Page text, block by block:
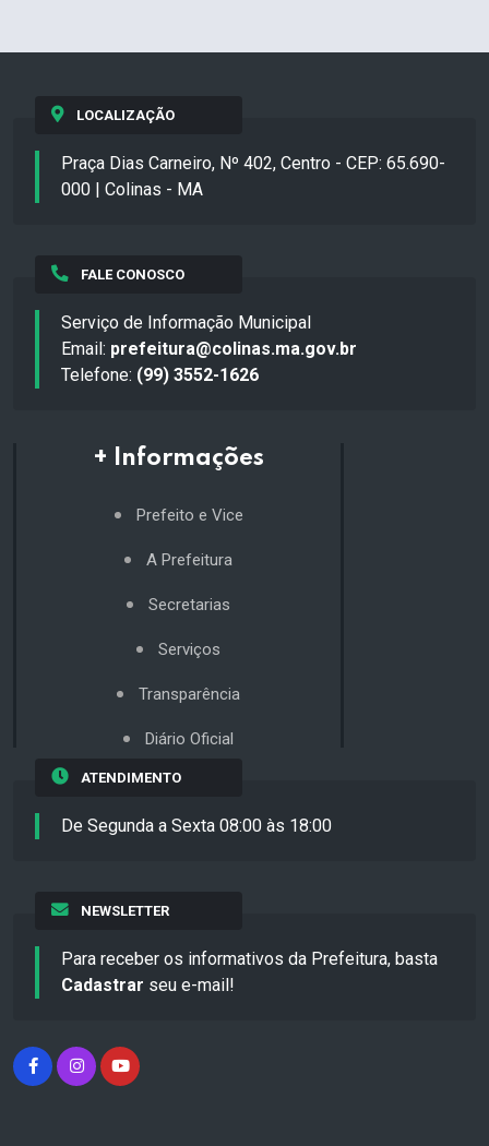
LOCALIZAÇÃO
Praça Dias Carneiro, Nº 402, Centro - CEP: 65.690-
000 | Colinas - MA
FALE CONOSCO
Serviço de Informação Municipal
Email: prefeitura@colinas.ma.gov.br
Telefone: (99) 3552-1626
+ Informações
Prefeito e Vice
A Prefeitura
Secretarias
Serviços
Transparência
Diário Oficial
ATENDIMENTO
De Segunda a Sexta 08:00 às 18:00
NEWSLETTER
Para receber os informativos da Prefeitura, basta
Cadastrar seu e-mail!